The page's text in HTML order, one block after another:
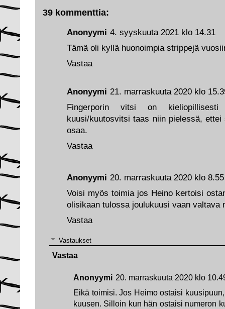
39 kommenttia:
Anonyymi 20. marraskuuta 2020 klo 8.55
Voisi myös toimia jos Heino kertoisi
olisikaan tulossa joulukuusi vaan valtava
Vastaa
Vastaukset
Anonyymi 20. marraskuuta 2020 klo
Eikä toimisi. Jos Heimo ostaisi
kuusen. Silloin kun hän ostaisi numeron
Vastaa
Anonyymi 21. marraskuuta 2020 klo
Fingerporin vitsi on
kuusi/kuutosvitsi taas niin pielessä,
osaa.
Vastaa
Anonyymi 4. syyskuuta 2021 klo 14.31
Tämä oli kyllä huonoimpia strippejä
Vastaa